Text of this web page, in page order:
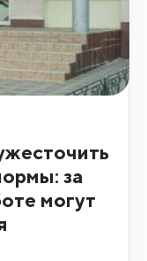
за
могут